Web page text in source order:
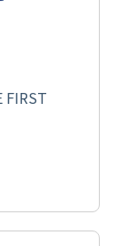
FIRST